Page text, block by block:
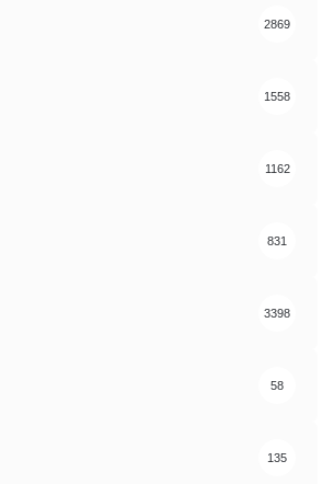
2869
1558
1162
831
3398
58
135